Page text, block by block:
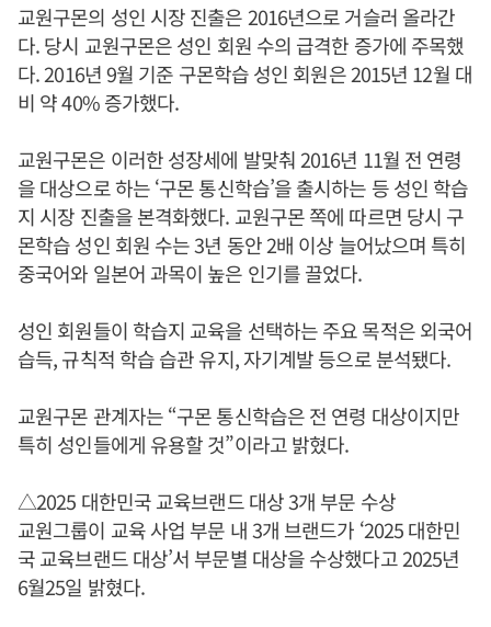
교원구몬의 성인 시장 진출은 2016년으로 거슬러 올라간
다. 당시 교원구몬은 성인 회원 수의 급격한 증가에 주목했
다. 2016년 9월 기준 구몬학습 성인 회원은 2015년 12월 대
비 약 40% 증가했다.
교원구몬은 이러한 성장세에 발맞춰 2016년 11월 전 연령
을 대상으로 하는 ‘구몬 통신학습’을 출시하는 등 성인 학습
지 시장 진출을 본격화했다. 교원구몬 쪽에 따르면 당시 구
몬학습 성인 회원 수는 3년 동안 2배 이상 늘어났으며 특히
중국어와 일본어 과목이 높은 인기를 끌었다.
성인 회원들이 학습지 교육을 선택하는 주요 목적은 외국어
습득, 규칙적 학습 습관 유지, 자기계발 등으로 분석됐다.
교원구몬 관계자는 “구몬 통신학습은 전 연령 대상이지만
특히 성인들에게 유용할 것”이라고 밝혔다.
△2025 대한민국 교육브랜드 대상 3개 부문 수상
교원그룹이 교육 사업 부문 내 3개 브랜드가 ‘2025 대한민
국 교육브랜드 대상’서 부문별 대상을 수상했다고 2025년
6월25일 밝혔다.